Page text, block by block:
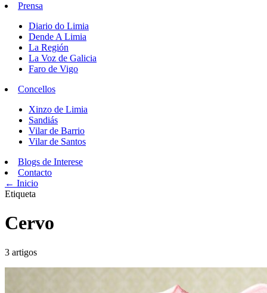
Prensa
Diario do Limia
Dende A Limia
La Región
La Voz de Galicia
Faro de Vigo
Concellos
Xinzo de Limia
Sandiás
Vilar de Barrio
Vilar de Santos
Blogs de Interese
Contacto
← Inicio
Etiqueta
Cervo
3 artigos